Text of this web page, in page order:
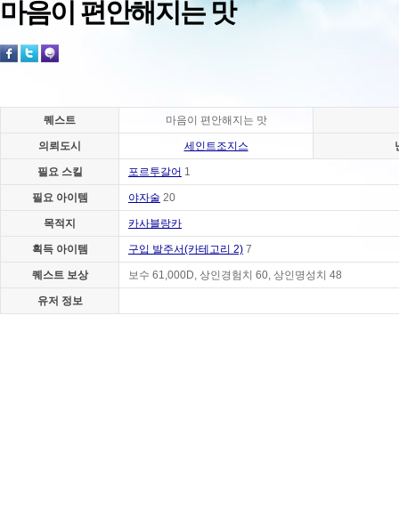
마음이 편안해지는 맛
퀘스트 마음이 편안해지는 맛
의뢰도시 세인트조지스
필요 스킬 포르투갈어 1
필요 아이템 야자술 20
목적지 카사블랑카
획득 아이템 구입 발주서(카테고리 2) 7
퀘스트 보상 보수 61,000D, 상인경험치 60, 상인명성치 48
유저 정보